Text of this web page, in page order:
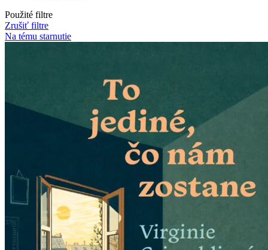
Použité filtre
Zrušiť filtre
Na tému starnutie